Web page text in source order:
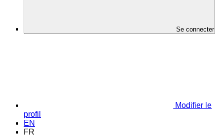
Se connecter
Modifier le
profil
EN
FR